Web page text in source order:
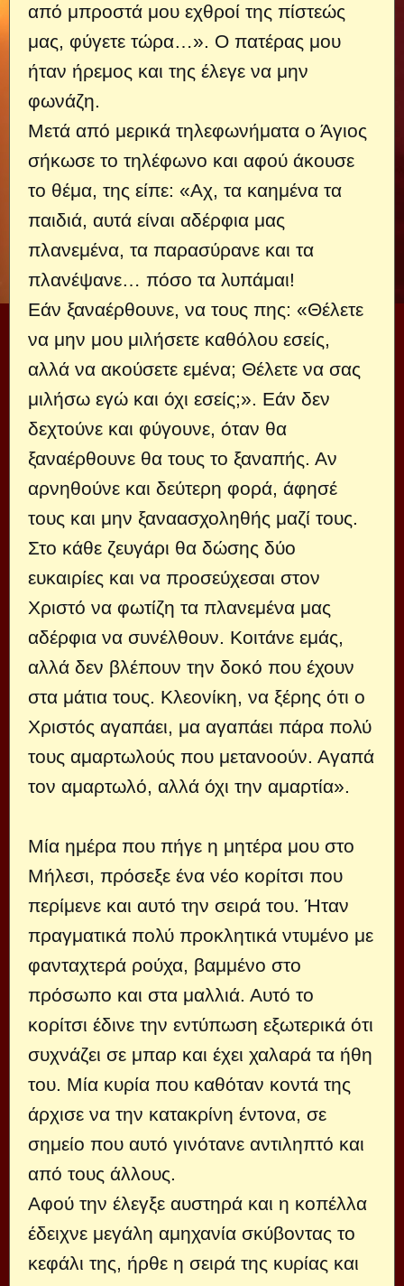
από μπροστά μου εχθροί της πίστεώς
μας, φύγετε τώρα…». Ο πατέρας μου
ήταν ήρεμος και της έλεγε να μην
φωνάζη.
Μετά από μερικά τηλεφωνήματα ο Άγιος
σήκωσε το τηλέφωνο και αφού άκουσε
το θέμα, της είπε: «Αχ, τα καημένα τα
παιδιά, αυτά είναι αδέρφια μας
πλανεμένα, τα παρασύρανε και τα
πλανέψανε… πόσο τα λυπάμαι!
Εάν ξαναέρθουνε, να τους πης: «Θέλετε
να μην μου μιλήσετε καθόλου εσείς,
αλλά να ακούσετε εμένα; Θέλετε να σας
μιλήσω εγώ και όχι εσείς;». Εάν δεν
δεχτούνε και φύγουνε, όταν θα
ξαναέρθουνε θα τους το ξαναπής. Αν
αρνηθούνε και δεύτερη φορά, άφησέ
τους και μην ξαναασχοληθής μαζί τους.
Στο κάθε ζευγάρι θα δώσης δύο
ευκαιρίες και να προσεύχεσαι στον
Χριστό να φωτίζη τα πλανεμένα μας
αδέρφια να συνέλθουν. Κοιτάνε εμάς,
αλλά δεν βλέπουν την δοκό που έχουν
στα μάτια τους. Κλεονίκη, να ξέρης ότι ο
Χριστός αγαπάει, μα αγαπάει πάρα πολύ
τους αμαρτωλούς που μετανοούν. Αγαπά
τον αμαρτωλό, αλλά όχι την αμαρτία».
Μία ημέρα που πήγε η μητέρα μου στο
Μήλεσι, πρόσεξε ένα νέο κορίτσι που
περίμενε και αυτό την σειρά του. Ήταν
πραγματικά πολύ προκλητικά ντυμένο με
φανταχτερά ρούχα, βαμμένο στο
πρόσωπο και στα μαλλιά. Αυτό το
κορίτσι έδινε την εντύπωση εξωτερικά ότι
συχνάζει σε μπαρ και έχει χαλαρά τα ήθη
του. Μία κυρία που καθόταν κοντά της
άρχισε να την κατακρίνη έντονα, σε
σημείο που αυτό γινότανε αντιληπτό και
από τους άλλους.
Αφού την έλεγξε αυστηρά και η κοπέλλα
έδειχνε μεγάλη αμηχανία σκύβοντας το
κεφάλι της, ήρθε η σειρά της κυρίας και